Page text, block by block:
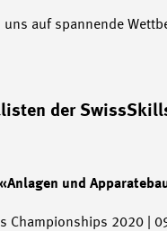
uns auf spannende
der
und
Championships 2020 |